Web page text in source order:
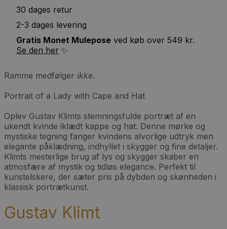
30 dages retur
2-3 dages levering
Gratis Monet Mulepose ved køb over 549 kr.
Se den her ✨
Ramme medfølger ikke.
Portrait of a Lady with Cape and Hat
Oplev Gustav Klimts stemningsfulde portræt af en
ukendt kvinde iklædt kappe og hat. Denne mørke og
mystiske tegning fanger kvindens alvorlige udtryk men
elegante påklædning, indhyllet i skygger og fine detaljer.
Klimts mesterlige brug af lys og skygger skaber en
atmosfære af mystik og tidløs elegance. Perfekt til
kunstelskere, der sæter pris på dybden og skønheden i
klassisk portrætkunst.
Gustav Klimt